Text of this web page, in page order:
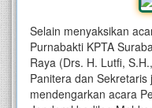
Selain menyaksikan
Purnabakti KPTA
Raya (Drs. H. Lutfi,
Panitera dan
mendengarkan acara